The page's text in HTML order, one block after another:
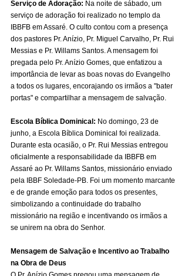
Serviço de Adoração: Na noite de sábado, um
serviço de adoração foi realizado no templo da
IBBFB em Assaré. O culto contou com a presença
dos pastores Pr. Anízio, Pr. Miguel Carvalho, Pr. Rui
Messias e Pr. Willams Santos. A mensagem foi
pregada pelo Pr. Anízio Gomes, que enfatizou a
importância de levar as boas novas do Evangelho
a todos os lugares, encorajando os irmãos a "bater
portas" e compartilhar a mensagem de salvação.
Escola Bíblica Dominical: No domingo, 23 de
junho, a Escola Bíblica Dominical foi realizada.
Durante esta ocasião, o Pr. Rui Messias entregou
oficialmente a responsabilidade da IBBFB em
Assaré ao Pr. Willams Santos, missionário enviado
pela IBBF Soledade-PB. Foi um momento marcante
e de grande emoção para todos os presentes,
simbolizando a continuidade do trabalho
missionário na região e incentivando os irmãos a
se unirem na obra do Senhor.
Mensagem de Salvação e Incentivo ao Trabalho
na Obra de Deus